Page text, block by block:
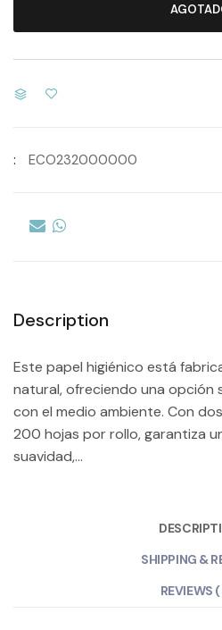
: ECO232000000
Description
Este papel higiénico está
natural, ofreciendo una opción
con el medio ambiente. Con
200 hojas por rollo, garantiza
suavidad,...
SHIPPING &
REVIEWS